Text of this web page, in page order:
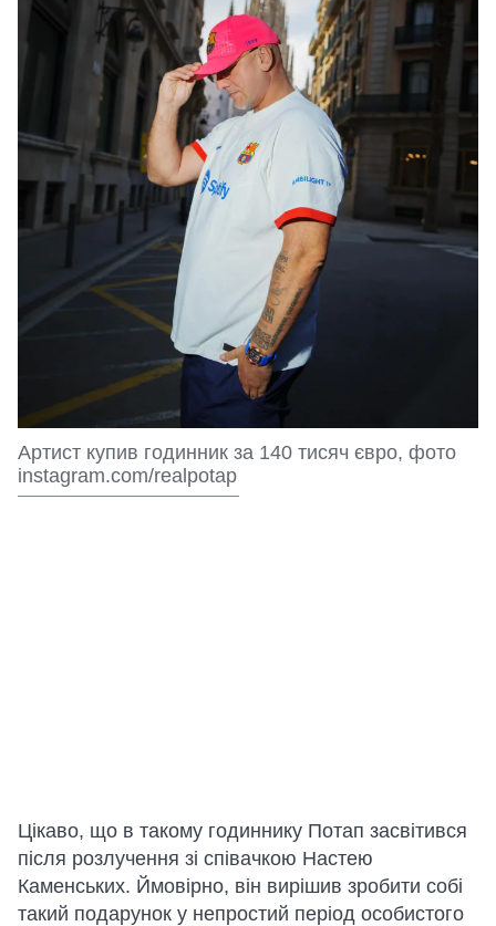
Артист купив годинник за 140 тисяч євро, фото
instagram.com/realpotap
Цікаво, що в такому годиннику Потап засвітився
після розлучення зі співачкою Настею
Каменських. Ймовірно, він вирішив зробити собі
такий подарунок у непростий період особистого